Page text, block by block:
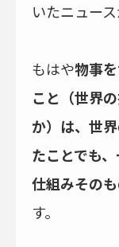
いたニュー
もはや物事
こと（世界
か）は、世
たことでも
仕組みその
す。